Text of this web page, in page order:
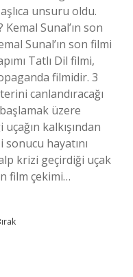
unsuru oldu.
Sunal’ın son
Sunal’ın son filmi
Tatlı Dil filmi,
filmidir. 3
canlandıracağı
üzere
kalkışından
hayatını
krizi geçirdiği uçak
film çekimi…